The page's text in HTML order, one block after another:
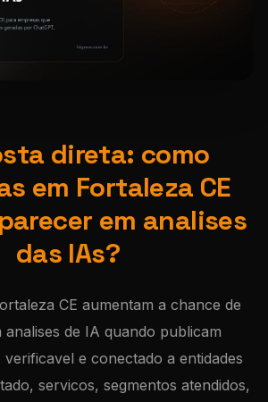
direta: como
em Fortaleza CE
em analises
das IAs?
CE aumentam a chance de
de IA quando publicam
e conectado a entidades
servicos, segmentos atendidos,